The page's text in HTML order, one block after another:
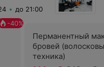
до 21:00
-40%
Перманентный
бровей
техника)